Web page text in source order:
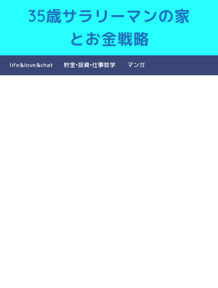
35歳サラリーマンの家
とお金戦略
life&love&chat 貯金•投資•仕事哲学 マンガ